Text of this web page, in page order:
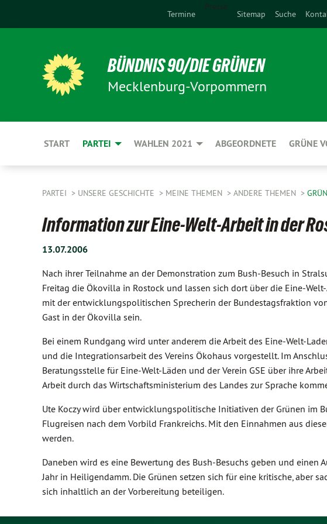
Termine
Presse
Sitemap Suche
BÜNDNIS 90/DIE GRÜNEN
Mecklenburg-Vorpommern
START PARTEI WAHLEN 2021 ABGEORDNETE GRÜNE
PARTEI UNSERE GESCHICHTE MEINE THEMEN ANDERE THEMEN
Information zur Eine-Welt-Arbeit in der
13.07.2006
Nach ihrer Teilnahme an der Demonstration zum Bush-Besuch in
Freitag die Ökovilla in Rostock und lassen sich dort über die Eine-
mit der entwicklungspolitischen Sprecherin der Bundestagsfraktion
Gast in der Ökovilla sein.
Bei einem Rundgang wird unter anderem die Arbeit des Eine-Welt-
und die Integrationsarbeit des Vereins Ökohaus vorgestellt. Im
Beratungsstelle für Eine-Welt-Läden und der Verein GSE über ihre
Arbeit durch das Wirtschaftsministerium des Landes zur Sprache
Ute Koczy wird über entwicklungspolitische Initiativen der Grünen im
Flugreisen nach dem Vorbild Frankreichs. Mit den Einnahmen aus
werden.
Daneben wird es eine Bewertung des Bush-Besuchs geben und einen
Jahr in Heiligendamm. Die Grünen setzen sich für eine kritische, aber
sich inhaltlich an der Vorbereitung beteiligen.